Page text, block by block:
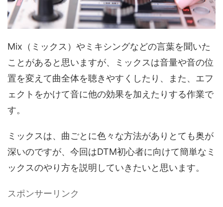
Mix（ミックス）やミキシングなどの言葉を聞いた
ことがあると思いますが、ミックスは音量や音の位
置を変えて曲全体を聴きやすくしたり、また、エフ
ェクトをかけて音に他の効果を加えたりする作業で
す。
ミックスは、曲ごとに色々な方法がありとても奥が
深いのですが、今回はDTM初心者に向けて簡単なミ
ックスのやり方を説明していきたいと思います。
スポンサーリンク